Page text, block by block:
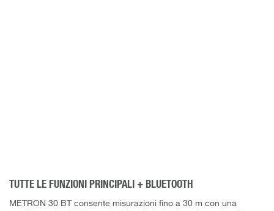
TUTTE LE FUNZIONI PRINCIPALI + BLUETOOTH
METRON 30 BT consente misurazioni fino a 30 m con una